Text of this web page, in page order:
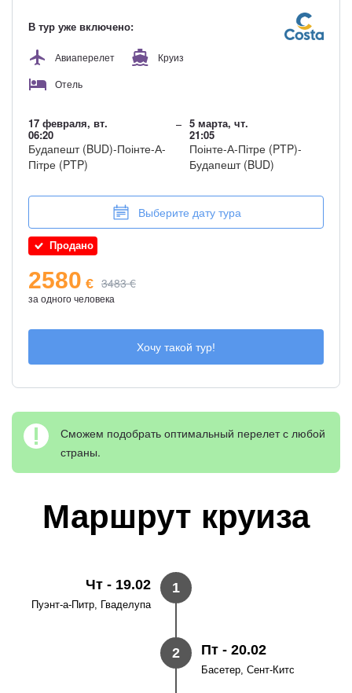
В тур уже включено:
Авиаперелет
Круиз
Отель
17 февраля, вт.
06:20
Будапешт (BUD)-Поінте-А-
Пітре (PTP)
5 марта, чт.
21:05
Поінте-А-Пітре (PTP)-
Будапешт (BUD)
Выберите дату тура
Продано
2580 € 3483 €
за одного человека
Хочу такой тур!
Сможем подобрать оптимальный перелет с любой
страны.
Маршрут круиза
1
Чт - 19.02
Пуэнт-а-Питр, Гваделупа
2 Пт - 20.02
Басетер, Сент-Китс